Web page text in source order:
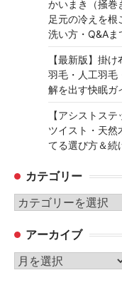
かいまき（掻巻
足元の冷えを根
洗い方・Q&Aま
【最新版】掛
羽毛・人工羽毛
解を出す快眠ガ
【アシストス
ツイスト・天然
てる選び方＆続
カテゴリー
カ
ゴ
リ
ー
アーカイブ
ア